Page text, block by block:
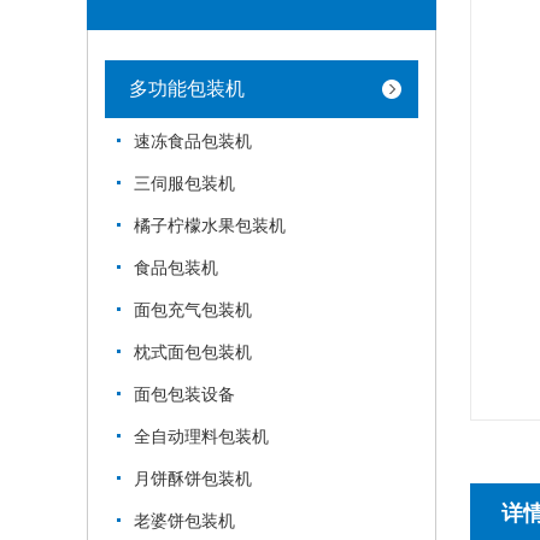
多功能包装机
速冻食品包装机
三伺服包装机
橘子柠檬水果包装机
食品包装机
面包充气包装机
枕式面包包装机
面包包装设备
全自动理料包装机
月饼酥饼包装机
老婆饼包装机 详